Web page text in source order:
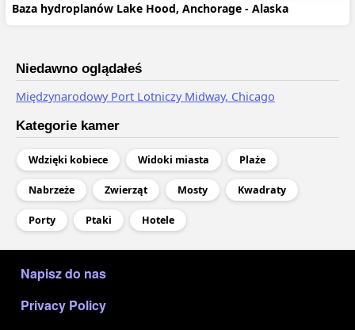
Baza hydroplanów Lake Hood, Anchorage - Alaska
Niedawno oglądałeś
Międzynarodowy Port Lotniczy Midway, Chicago
Kategorie kamer
Wdzięki kobiece Widoki miasta Plaże
Nabrzeże Zwierząt Mosty Kwadraty
Porty Ptaki Hotele
Napisz do nas
Privacy Policy